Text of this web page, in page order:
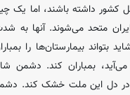
کشور داشته باشند، اما یک
متحد می‌شوند. آنها به
بیمارستان‌ها را
بمباران کند. دشمن
دل این ملت خشک کند. دشمن